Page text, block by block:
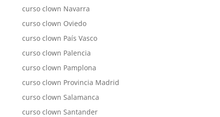
curso clown Navarra
curso clown Oviedo
curso clown País Vasco
curso clown Palencia
curso clown Pamplona
curso clown Provincia Madrid
curso clown Salamanca
curso clown Santander